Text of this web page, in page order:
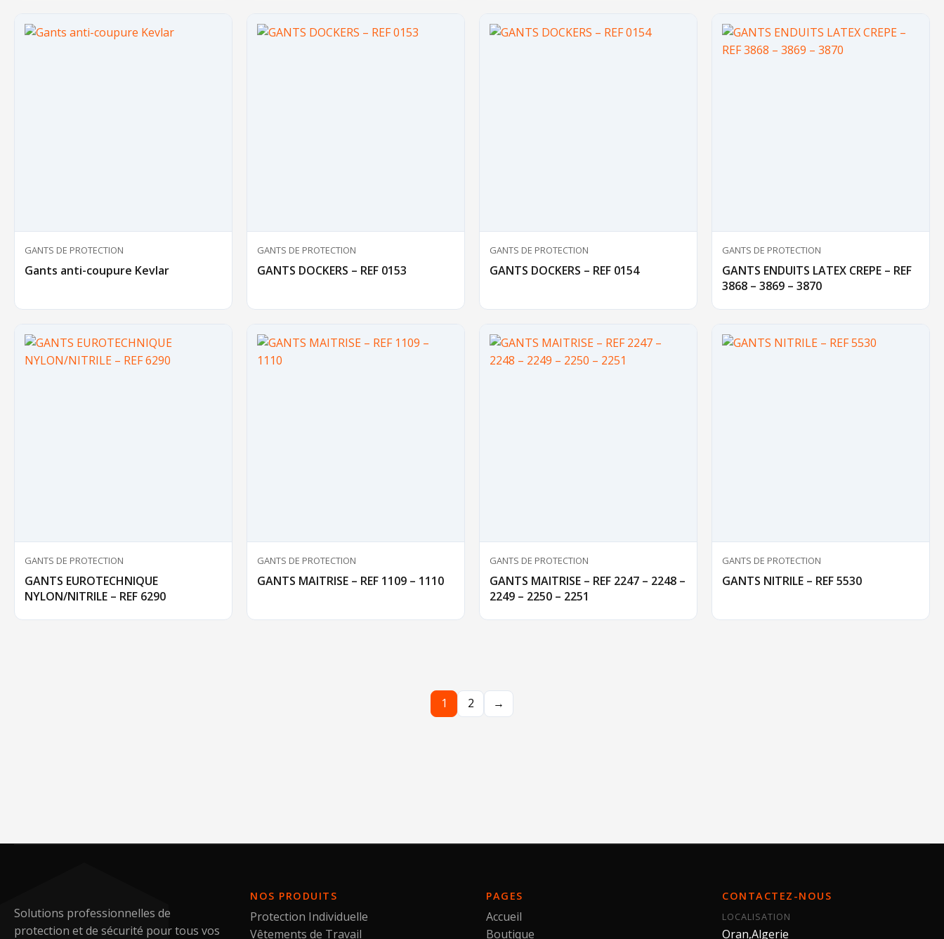
GANTS DE PROTECTION
Gants anti-coupure Kevlar
GANTS DE PROTECTION
GANTS DOCKERS – REF 0153
GANTS DE PROTECTION
GANTS DOCKERS – REF 0154
GANTS DE PROTECTION
GANTS ENDUITS LATEX CREPE – REF
3868 – 3869 – 3870
GANTS DE PROTECTION
GANTS EUROTECHNIQUE
NYLON/NITRILE – REF 6290
GANTS DE PROTECTION
GANTS MAITRISE – REF 1109 – 1110
GANTS DE PROTECTION
GANTS MAITRISE – REF 2247 – 2248 –
2249 – 2250 – 2251
GANTS DE PROTECTION
GANTS NITRILE – REF 5530
1 2 →
Solutions professionnelles de
protection et de sécurité pour tous vos
NOS PRODUITS
Protection Individuelle
Vêtements de Travail
PAGES
Accueil
Boutique
CONTACTEZ-NOUS
LOCALISATION
Oran,Algerie